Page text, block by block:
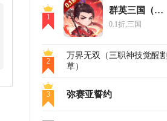
1
群英三国（0.1折群雄百战）
0.1折,三国
2
万界无双（三职神技觉醒割
草）
3 弥赛亚誓约